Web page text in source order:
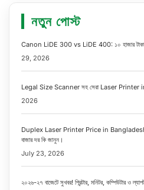
নতুন পোস্ট
Canon LiDE 300 vs LiDE 400: ১০ হাজার
29, 2026
Legal Size Scanner সহ সেরা Laser
2026
Duplex Laser Printer Price in Bangladesh |
বাজার দর কি জানুন।
July 23, 2026
২০২৬-২৭ বাজেটে সুখবর! প্রিন্টার, মনিটর, কম্পিউটার ও